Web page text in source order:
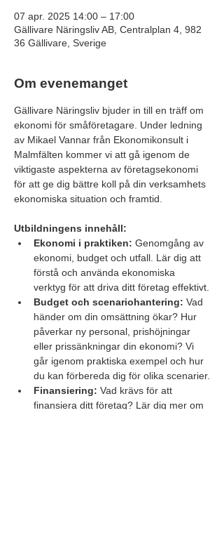
07 apr. 2025 14:00 – 17:00
Gällivare Näringsliv AB, Centralplan 4, 982
36 Gällivare, Sverige
Om evenemanget
Gällivare Näringsliv bjuder in till en träff om
ekonomi för småföretagare. Under ledning
av Mikael Vannar från Ekonomikonsult i
Malmfälten kommer vi att gå igenom de
viktigaste aspekterna av företagsekonomi
för att ge dig bättre koll på din verksamhets
ekonomiska situation och framtid.
Utbildningens innehåll:
Ekonomi i praktiken: Genomgång av
ekonomi, budget och utfall. Lär dig att
förstå och använda ekonomiska
verktyg för att driva ditt företag effektivt.
Budget och scenariohantering: Vad
händer om din omsättning ökar? Hur
påverkar ny personal, prishöjningar
eller prissänkningar din ekonomi? Vi
går igenom praktiska exempel och hur
du kan förbereda dig för olika scenarier.
Finansiering: Vad krävs för att
finansiera ditt företag? Lär dig mer om